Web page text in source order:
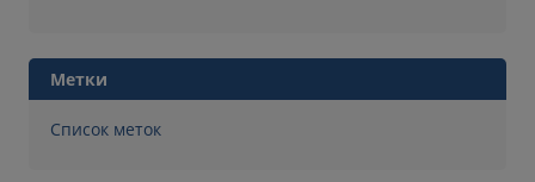
Метки
Список меток